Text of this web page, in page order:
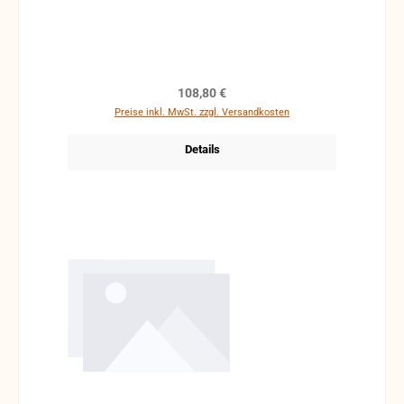
Regulärer Preis:
108,80 €
Preise inkl. MwSt. zzgl. Versandkosten
Details